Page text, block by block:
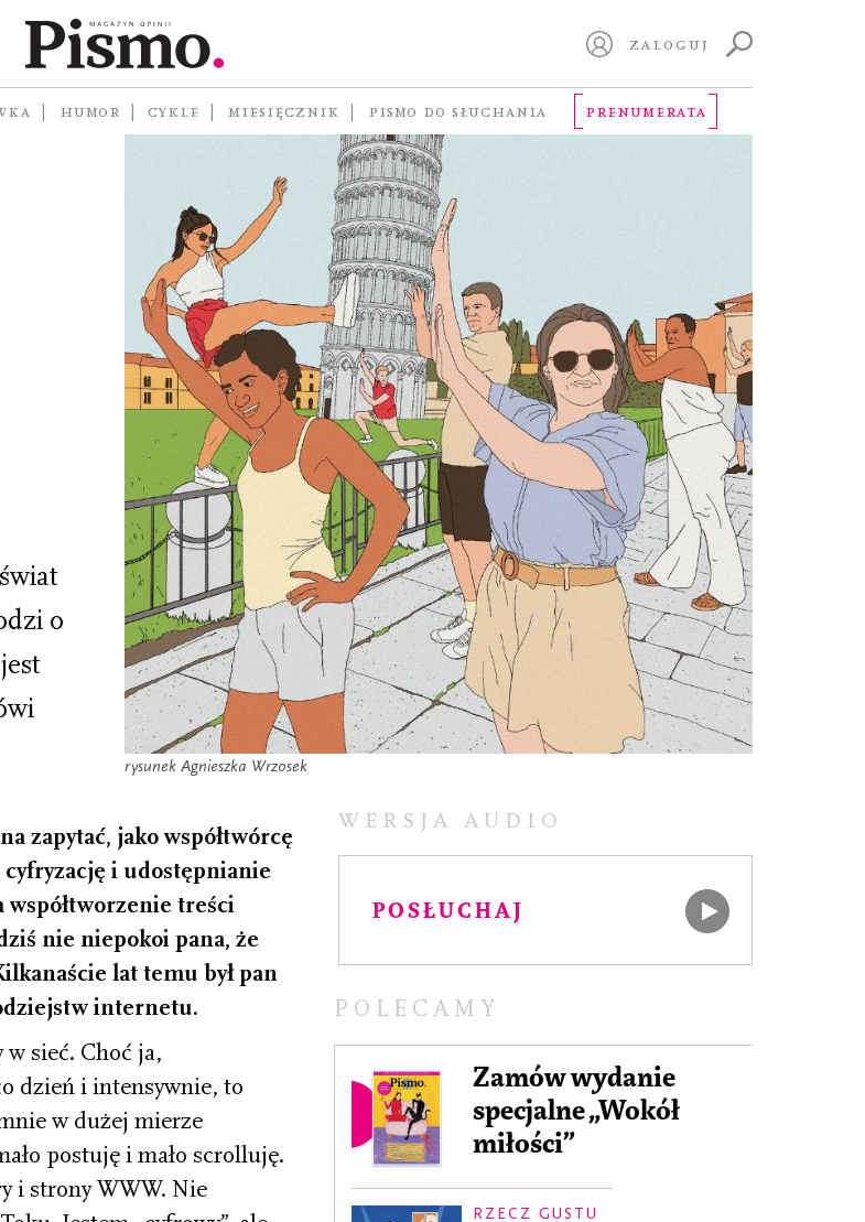
ZALOGUJ
HUMOR CYKLE MIESIĘCZNIK PISMO DO SŁUCHANIA PRENUMERATA
o
rysunek Agnieszka Wrzosek
WERSJA AUDIO
POSŁUCHAJ
zapytać, jako współtwórcę
i udostępnianie
treści
nie niepokoi pana, że
lat temu był pan
internetu.
sieć. Choć ja,
dzień i intensywnie, to
w dużej mierze
postuję i mało scrolluję.
i strony WWW. Nie
POLECAMY
Zamów wydanie
specjalne „Wokół
miłości”
RZECZ GUSTU